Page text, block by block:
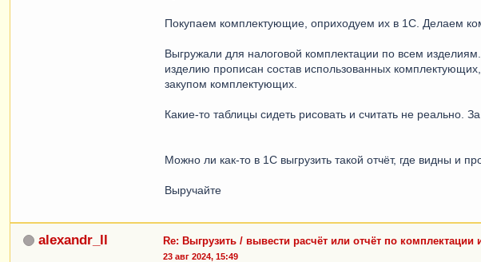
Покупаем комплектующие, оприходуем их в 1С. Делаем
Выгружали для налоговой комплектации по всем
изделию прописан состав использованных
закупом комплектующих.
Какие-то таблицы сидеть рисовать и считать не реально.
Можно ли как-то в 1С выгрузить такой отчёт, где видны и
Выручайте
alexandr_ll Re: Выгрузить / вывести расчёт или отчёт по
23 авг 2024, 15:49